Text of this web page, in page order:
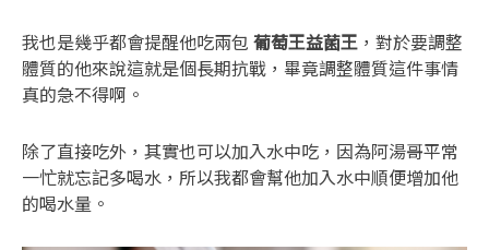
我也是幾乎都會提醒他吃兩包 葡萄王益菌王 ，對於要調整
體質的他來說這就是個長期抗戰，畢竟調整體質這件事情
真的急不得啊。
除了直接吃外，其實也可以加入水中吃，因為阿湯哥平常
一忙就忘記多喝水，所以我都會幫他加入水中順便增加他
的喝水量。